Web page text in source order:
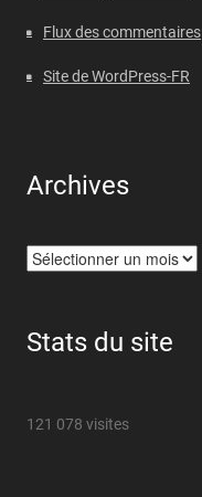
Flux des commentaires
Site de WordPress-FR
Archives
Archives
Stats du site
121 078 visites